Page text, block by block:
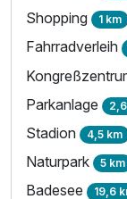
Shopping 1 km
Fahrradverleih
Parkanlage
Stadion 4,5 km
Naturpark 5 km
Badesee 19,6